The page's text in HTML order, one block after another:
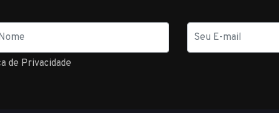
E-
mail
de Privacidade